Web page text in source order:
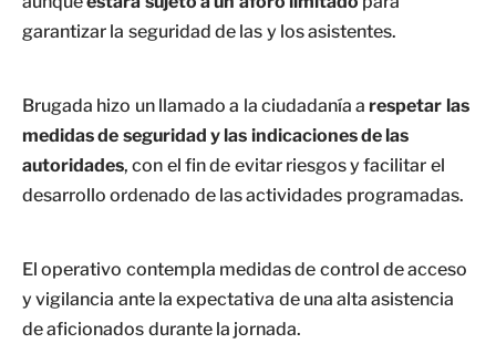
garantizar la seguridad de las y los asistentes.
Brugada hizo un llamado a la ciudadanía arespetar las
medidas de seguridad y las indicaciones de las
autoridades, con el fin de evitar riesgos y facilitar el
desarrollo ordenado de las actividades programadas.
El operativo contempla medidas de control de acceso
y vigilancia ante la expectativa de una alta asistencia
de aficionados durante la jornada.